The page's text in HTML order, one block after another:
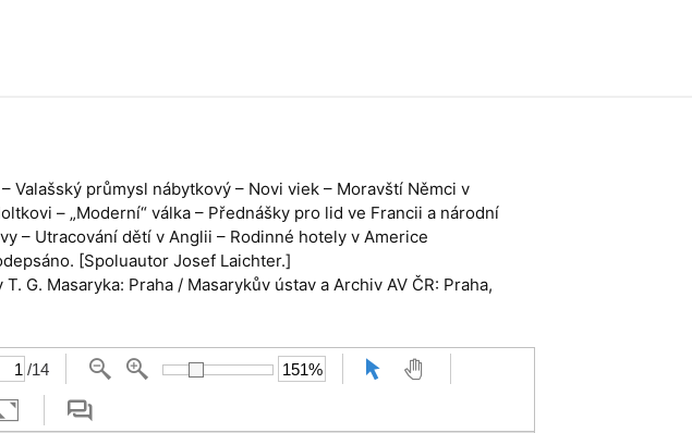
Valašský průmysl nábytkový – Novi viek – Moravští Němci v
– „Moderní“ válka – Přednášky pro lid ve Francii a národní
– Utracování dětí v Anglii – Rodinné hotely v Americe
[Spoluautor Josef Laichter.]
T. G. Masaryka: Praha / Masarykův ústav a Archiv AV ČR: Praha,